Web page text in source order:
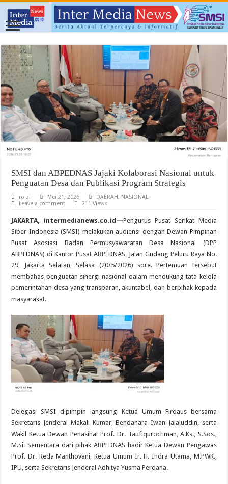
SMSI dan ABPEDNAS Jajaki Kolaborasi Nasional untuk
Penguatan Desa dan Publikasi Program Strategis
ro zi Mei 21, 2026 DAERAH, NASIONAL
Leave a comment
211 Views
JAKARTA, intermedianews.co.id—Pengurus Pusat Serikat Media
Siber Indonesia (SMSI) melakukan audiensi dengan Dewan Pimpinan
Pusat Asosiasi Badan Permusyawaratan Desa Nasional (DPP
ABPEDNAS) di Kantor Pusat ABPEDNAS, Jalan Gudang Peluru Raya No.
29, Jakarta Selatan, Selasa (20/5/2026) sore. Pertemuan tersebut
membahas penguatan sinergi nasional dalam mendukung tata kelola
pemerintahan desa yang transparan, akuntabel, dan berpihak kepada
masyarakat.
Delegasi SMSI dipimpin langsung Ketua Umum Firdaus bersama
Sekretaris Jenderal Makali Kumar, Bendahara Iwan Jalaluddin, serta
Wakil Ketua Dewan Penasihat Prof. Dr. Taufiqurochman, A.Ks., S.Sos.,
M.Si. Sementara dari pihak ABPEDNAS hadir Ketua Dewan Pengawas
Prof. Dr. Reda Manthovani, Ketua Umum Ir. H. Indra Utama, M.PWK.,
IPU, serta Sekretaris Jenderal Adhitya Yusma Perdana.